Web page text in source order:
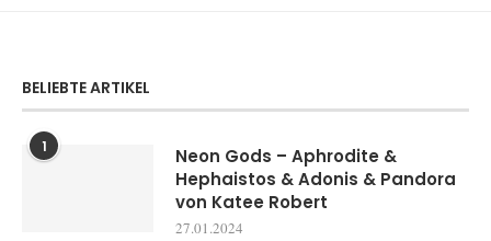
BELIEBTE ARTIKEL
1
Neon Gods – Aphrodite &
Hephaistos & Adonis & Pandora
von Katee Robert
27.01.2024